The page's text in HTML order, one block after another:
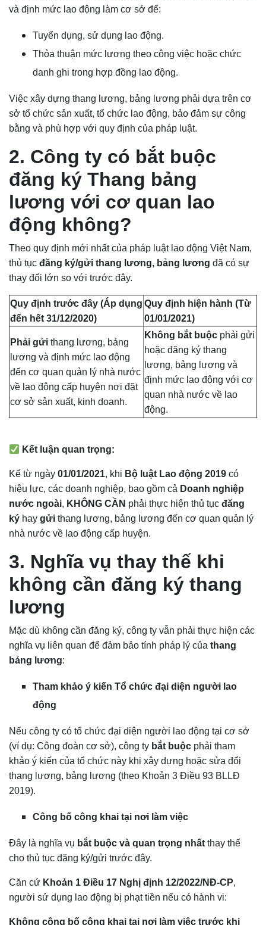
và định mức lao động làm cơ sở để:
Tuyển dụng, sử dụng lao động.
Thỏa thuận mức lương theo công việc hoặc chức
danh ghi trong hợp đồng lao động.
Việc xây dựng thang lương, bảng lương phải dựa trên cơ
sở tổ chức sản xuất, tổ chức lao động, bảo đảm sự công
bằng và phù hợp với quy định của pháp luật.
2. Công ty có bắt buộc
đăng ký Thang bảng
lương với cơ quan lao
động không?
Theo quy định mới nhất của pháp luật lao động Việt Nam,
thủ tục đăng ký/gửi thang lương, bảng lương đã có sự
thay đổi lớn so với trước đây.
Quy định trước đây (Áp dụng
đến hết 31/12/2020)
Quy định hiện hành (Từ
01/01/2021)
Phải gửi thang lương, bảng
lương và định mức lao động
đến cơ quan quản lý nhà nước
về lao động cấp huyện nơi đặt
cơ sở sản xuất, kinh doanh.
Không bắt buộc phải gửi
hoặc đăng ký thang
lương, bảng lương và
định mức lao động với cơ
quan nhà nước về lao
động.
Kết luận quan trọng:
Kể từ ngày 01/01/2021, khi Bộ luật Lao động 2019 có
hiệu lực, các doanh nghiệp, bao gồm cả Doanh nghiệp
nước ngoài, KHÔNG CẦN phải thực hiện thủ tục đăng
ký hay gửi thang lương, bảng lương đến cơ quan quản lý
nhà nước về lao động cấp huyện.
3. Nghĩa vụ thay thế khi
không cần đăng ký thang
lương
Mặc dù không cần đăng ký, công ty vẫn phải thực hiện các
nghĩa vụ liên quan để đảm bảo tính pháp lý của thang
bảng lương:
Tham khảo ý kiến Tổ chức đại diện người lao
động
Nếu công ty có tổ chức đại diện người lao động tại cơ sở
(ví dụ: Công đoàn cơ sở), công ty bắt buộc phải tham
khảo ý kiến của tổ chức này khi xây dựng hoặc sửa đổi
thang lương, bảng lương (theo Khoản 3 Điều 93 BLLĐ
2019).
Công bố công khai tại nơi làm việc
Đây là nghĩa vụ bắt buộc và quan trọng nhất thay thế
cho thủ tục đăng ký/gửi trước đây.
Căn cứ Khoản 1 Điều 17 Nghị định 12/2022/NĐ-CP,
người sử dụng lao động bị phạt tiền nếu có hành vi:
Không công bố công khai tại nơi làm việc trước khi